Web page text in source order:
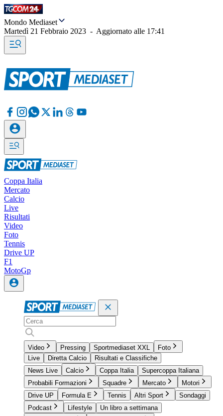
Mondo Mediaset
Martedì 21 Febbraio 2023 - Aggiornato alle 17:41
Coppa Italia
Mercato
Calcio
Live
Risultati
Video
Foto
Tennis
Drive UP
F1
MotoGp
Video Pressing Sportmediaset XXL
Foto
Live
Diretta Calcio
Risultati e Classifiche
News Live
Calcio Coppa Italia
Supercoppa Italiana
Probabili Formazioni
Squadre Mercato
Motori
Drive UP
Formula E Tennis Altri Sport
Sondaggi
Podcast
Lifestyle
Un libro a settimana